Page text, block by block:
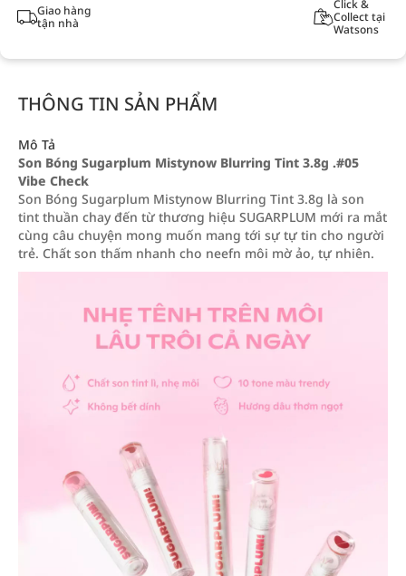
Giao hàng
tận nhà
Click &
Collect tại
Watsons
THÔNG TIN SẢN PHẨM
Mô Tả
Son Bóng Sugarplum Mistynow Blurring Tint 3.8g .#05
Vibe Check
Son Bóng Sugarplum Mistynow Blurring Tint 3.8g là son
tint thuần chay đến từ thương hiệu SUGARPLUM mới ra mắt
cùng câu chuyện mong muốn mang tới sự tự tin cho người
trẻ. Chất son thấm nhanh cho neefn môi mờ ảo, tự nhiên.